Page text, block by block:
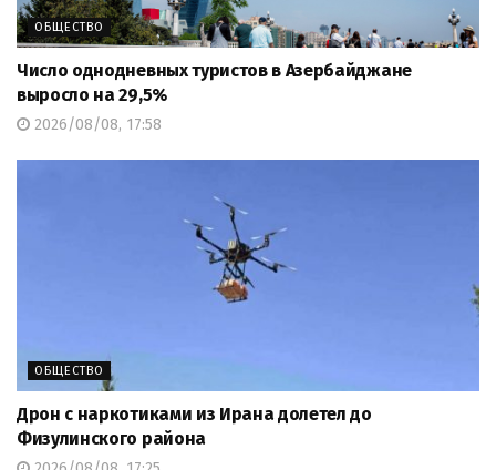
ОБЩЕСТВО
Число однодневных туристов в Азербайджане
выросло на 29,5%
2026/08/08, 17:58
ОБЩЕСТВО
Дрон с наркотиками из Ирана долетел до
Физулинского района